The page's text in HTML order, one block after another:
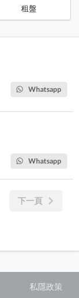
租盤
Whatsapp
Whatsapp
下一頁
私隱政策